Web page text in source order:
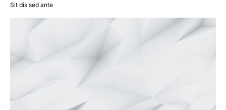
Sit dis sed ante